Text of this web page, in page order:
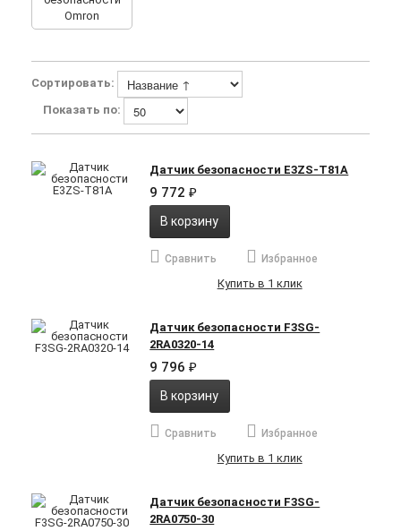
Сортировать:
Показать по:
Датчик безопасности E3ZS-T81A
9 772₽
В корзину
Сравнить Избранное
Купить в 1 клик
Датчик безопасности F3SG-
2RA0320-14
9 796₽
В корзину
Сравнить Избранное
Купить в 1 клик
Датчик безопасности F3SG-
2RA0750-30